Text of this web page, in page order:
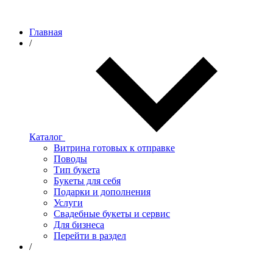
Главная
/
Каталог
Витрина готовых к отправке
Поводы
Тип букета
Букеты для себя
Подарки и дополнения
Услуги
Свадебные букеты и сервис
Для бизнеса
Перейти в раздел
/